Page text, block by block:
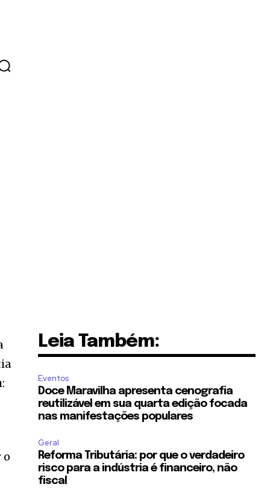
o
Leia Também:
Eventos
Doce Maravilha apresenta cenografia
reutilizável em sua quarta edição focada
nas manifestações populares
Geral
Reforma Tributária: por que o verdadeiro
risco para a indústria é financeiro, não
fiscal